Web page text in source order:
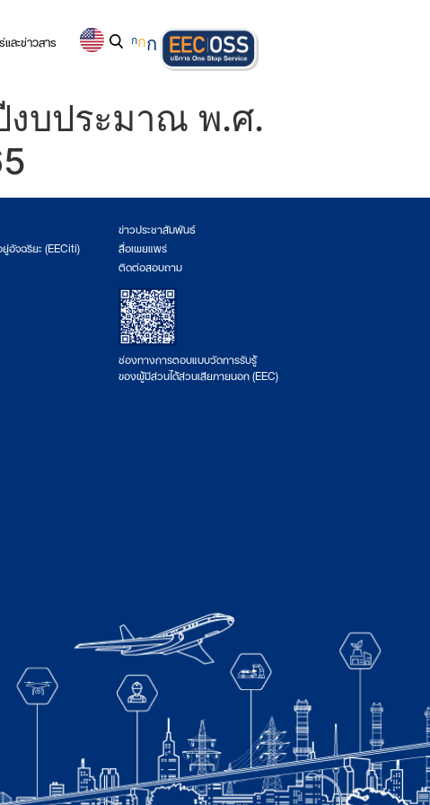
ละข่าวสาร กกก
งบประมาณ พ.ศ.
อัจฉริยะ (EECiti)
ข่าวประชาสัมพันธ์
สื่อเผยแพร่
ติดต่อสอบถาม
ช่องทางการตอบแบบวัดการรับรู้
ของผู้มีส่วนได้ส่วนเสียภายนอก (EEC)